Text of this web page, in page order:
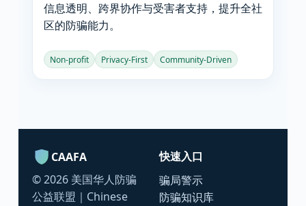
信息透明、跨界协作与受害者支持，提升全社
区的防骗能力。
Non‑profit Privacy‑First Community‑Driven
CAAFA
©2026美国华人防骗
公益联盟｜Chinese
快速入口
骗局警示
防骗知识库